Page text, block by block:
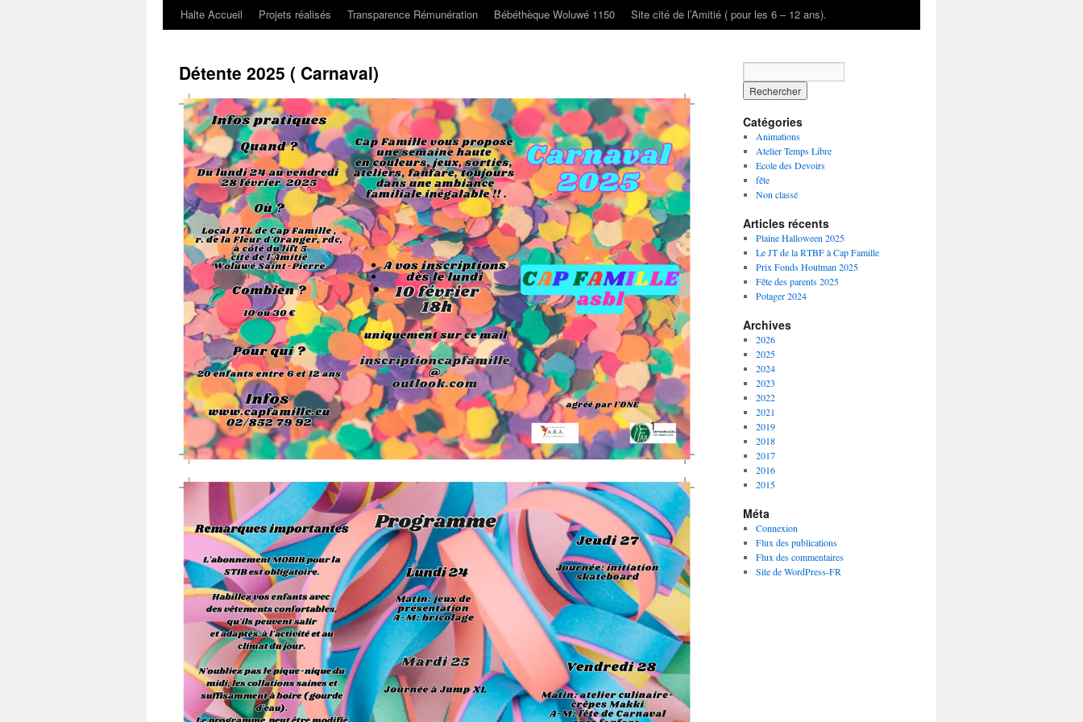
Halte Accueil
Projets réalisés Transparence Rémunération Bébéthèque Woluwé 1150 Site cité de l’Amitié ( pour les 6 – 12 ans).
Détente 2025 ( Carnaval)
Catégories
Animations
Atelier Temps Libre
Ecole des Devoirs
fête
Non classé
Articles récents
Plaine Halloween 2025
Le JT de la RTBF à Cap Famille
Prix Fonds Houtman 2025
Fête des parents 2025
Potager 2024
Archives
2026
2025
2024
2023
2022
2021
2019
2018
2017
2016
2015
Méta
Connexion
Flux des publications
Flux des commentaires
Site de WordPress-FR